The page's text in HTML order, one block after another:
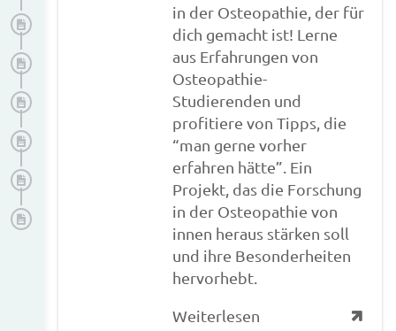
Notwendige Unterlagen: Vorlagen und Anhänge
Tabellen und Abbildungen
in der Osteopathie, der für
dich gemacht ist! Lerne
aus Erfahrungen von
Osteopathie-
Studierenden und
profitiere von Tipps, die
“man gerne vorher
erfahren hätte”. Ein
Projekt, das die Forschung
in der Osteopathie von
innen heraus stärken soll
und ihre Besonderheiten
hervorhebt.
Weiterlesen